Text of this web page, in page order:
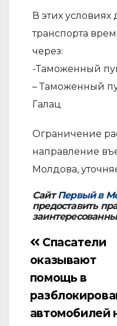
В этих
транспорта
через:
-Таможенный
– Таможенный
Галац
Ограничение
направление
Молдова,
СайтПервый в
предоставить
Навигация
по
записям
Спасатели
оказывают
помощь в
автомобилей